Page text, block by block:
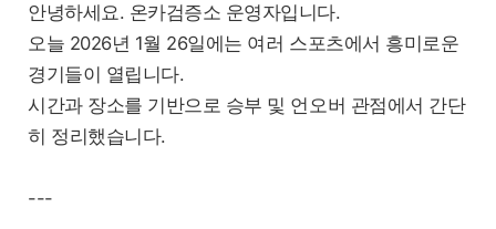
안녕하세요. 온카검증소 운영자입니다.
오늘 2026년 1월 26일에는 여러 스포츠에서 흥미로운
경기들이 열립니다.
시간과 장소를 기반으로 승부 및 언오버 관점에서 간단
히 정리했습니다.
---